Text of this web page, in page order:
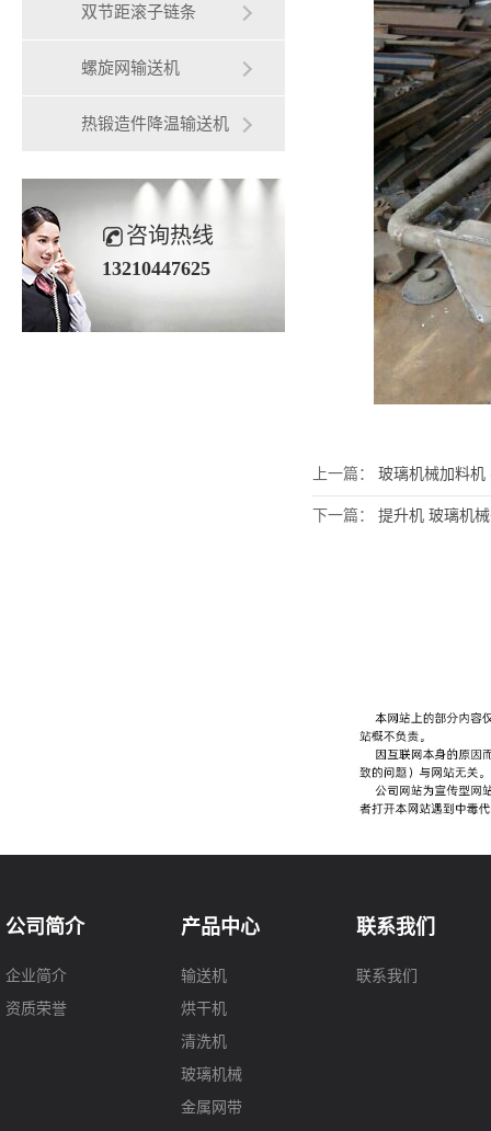
双节距滚子链条
螺旋网输送机
热锻造件降温输送机
咨询热线
13210447625
上一篇： 玻璃机械加料机
下一篇： 提升机 玻璃机
公司简介
企业简介
资质荣誉
产品中心
输送机
烘干机
清洗机
玻璃机械
金属网带
联系我们
联系我们